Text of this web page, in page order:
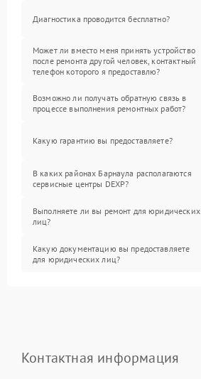
Диагностика проводится бесплатно?
Может ли вместо меня принять устройство
после ремонта другой человек, контактный
телефон которого я предоставлю?
Возможно ли получать обратную связь в
процессе выполнения ремонтных работ?
Какую гарантию вы предоставляете?
В каких районах Барнаула располагаются
сервисные центры DEXP?
Выполняете ли вы ремонт для юридических
лиц?
Какую документацию вы предоставляете
для юридических лиц?
Контактная информация